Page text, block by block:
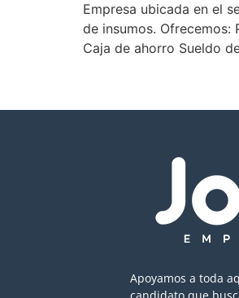
Empresa ubicada en el
de insumos. Ofrecemos:
Caja de ahorro Sueldo
Apoyamos a toda